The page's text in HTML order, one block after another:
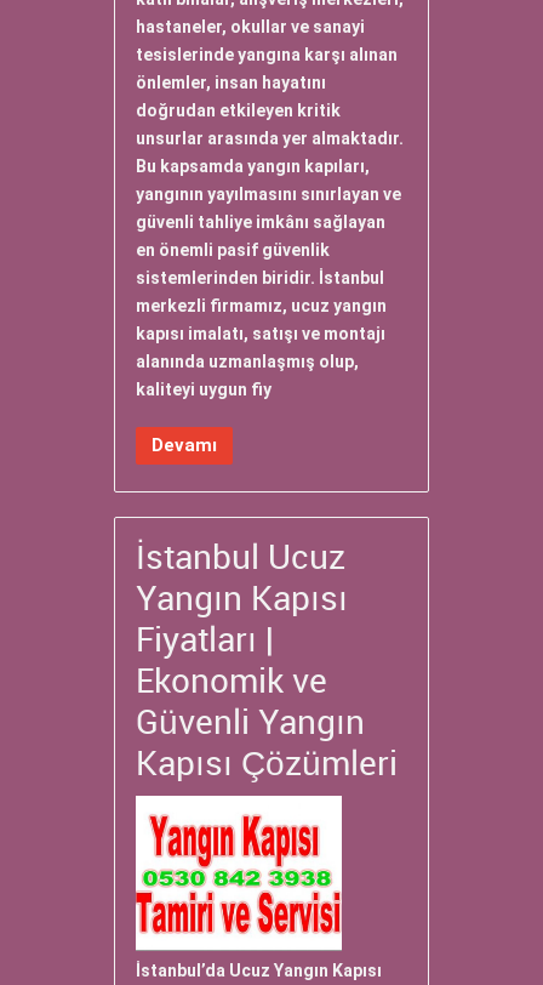
hastaneler, okullar ve sanayi
tesislerinde yangına karşı alınan
önlemler, insan hayatını
doğrudan etkileyen kritik
unsurlar arasında yer almaktadır.
Bu kapsamda yangın kapıları,
yangının yayılmasını sınırlayan ve
güvenli tahliye imkânı sağlayan
en önemli pasif güvenlik
sistemlerinden biridir. İstanbul
merkezli firmamız, ucuz yangın
kapısı imalatı, satışı ve montajı
alanında uzmanlaşmış olup,
kaliteyi uygun fiy
Devamı
İstanbul Ucuz
Yangın Kapısı
Fiyatları |
Ekonomik ve
Güvenli Yangın
Kapısı Çözümleri
İstanbul’da Ucuz Yangın Kapısı